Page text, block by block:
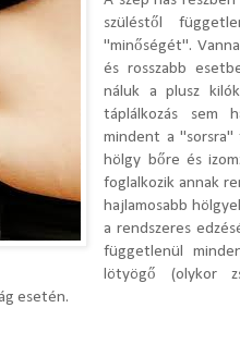
szüléstől
"minőségét".
és rosszabb
náluk a plusz
táplálkozás sem
mindent a "sorsra"
hölgy bőre és
foglalkozik annak
hajlamosabb
a rendszeres
függetlenül
lötyögő (olykor
esetén.